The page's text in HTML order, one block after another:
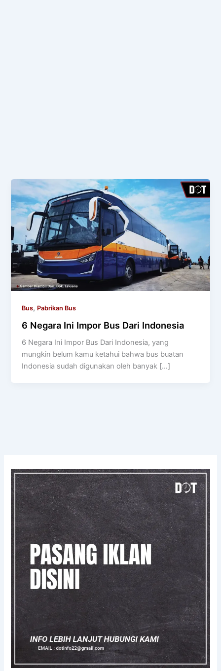
Bus, Pabrikan Bus
6 Negara Ini Impor Bus Dari Indonesia
6 Negara Ini Impor Bus Dari Indonesia, yang
mungkin belum kamu ketahui bahwa bus buatan
Indonesia sudah digunakan oleh banyak […]